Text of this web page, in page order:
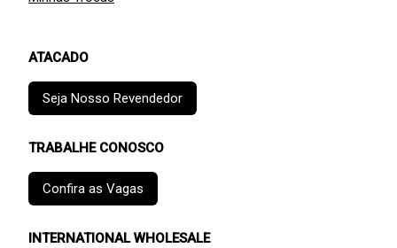
ATACADO
Seja Nosso Revendedor
TRABALHE CONOSCO
Confira as Vagas
INTERNATIONAL WHOLESALE